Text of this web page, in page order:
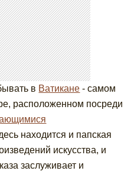
в Ватикане - самом
расположенном посреди
находится и папская
искусства, и
заслуживает и